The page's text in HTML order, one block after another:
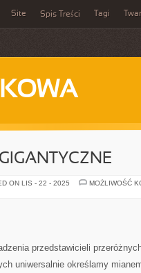
Site Spis Treści Tagi
ON LIS - 22 - 2025
MOŻLIWOŚĆ
przedstawicieli
uniwersalnie określamy